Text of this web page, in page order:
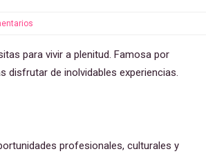
para vivir a plenitud. Famosa por
disfrutar de inolvidables experiencias.
profesionales, culturales y